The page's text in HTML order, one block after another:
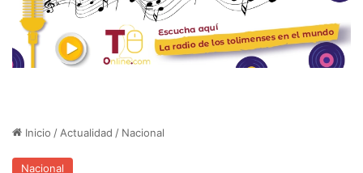
Inicio / Actualidad / Nacional
Nacional